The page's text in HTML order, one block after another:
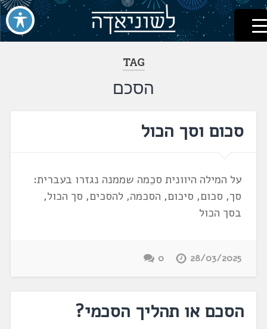
דלג
לתוכן
לשוניאדה
עברית. לשון. שפה
TAG
הסכם
סכום וסך הכול
על המילה היוונית סכֵמה שממנה נגזרו בעברית:
סך, סכום, סיכום, הסכמה, להסכים, סך הכול,
בסך הכול
28/03/2025
0
הסכם או תהליך הסכמי?